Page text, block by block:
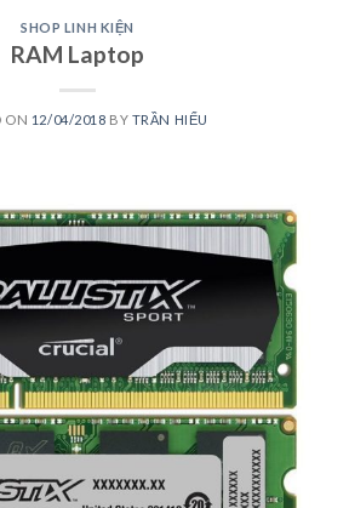
SHOP LINH KIỆN
RAM Laptop
ON 12/04/2018 BY TRẦN HIẾU